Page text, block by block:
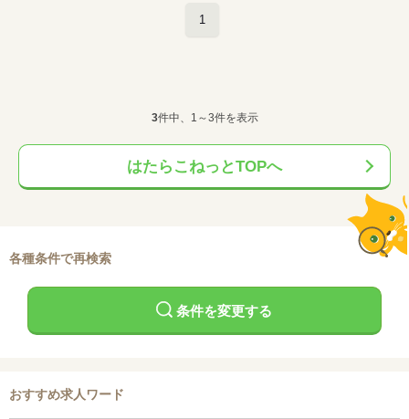
1
3件中、1～3件を表示
はたらこねっとTOPへ
各種条件で再検索
条件を変更する
おすすめ求人ワード